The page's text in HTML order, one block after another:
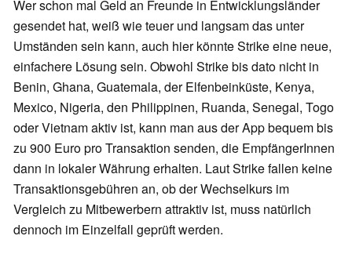
Wer schon mal Geld an Freunde in Entwicklungsländer
gesendet hat, weiß wie teuer und langsam das unter
Umständen sein kann, auch hier könnte Strike eine neue,
einfachere Lösung sein. Obwohl Strike bis dato nicht in
Benin, Ghana, Guatemala, der Elfenbeinküste, Kenya,
Mexico, Nigeria, den Philippinen, Ruanda, Senegal, Togo
oder Vietnam aktiv ist, kann man aus der App bequem bis
zu 900 Euro pro Transaktion senden, die EmpfängerInnen
dann in lokaler Währung erhalten. Laut Strike fallen keine
Transaktionsgebühren an, ob der Wechselkurs im
Vergleich zu Mitbewerbern attraktiv ist, muss natürlich
dennoch im Einzelfall geprüft werden.